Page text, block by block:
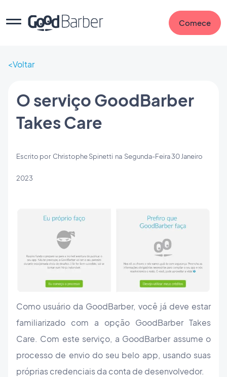
Comece
Voltar
O serviço GoodBarber
Takes Care
Escrito por Christophe Spinetti na Segunda-Feira 30 Janeiro
2023
Como usuário da GoodBarber, você já deve estar
familiarizado com a opção GoodBarber Takes
Care. Com este serviço, a GoodBarber assume o
processo de envio do seu belo app, usando suas
próprias credenciais da conta de desenvolvedor.